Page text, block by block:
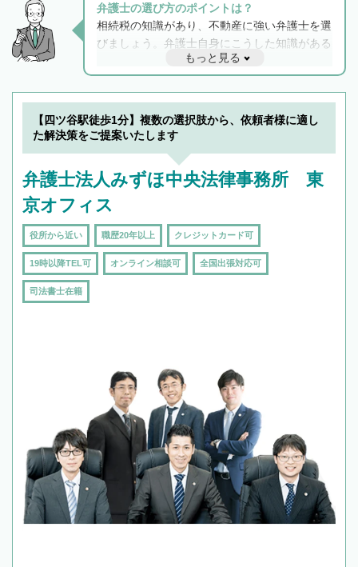
弁護士の選び方のポイントは？
相続税の知識があり、不動産に強い弁護士を選
びましょう。弁護士自身にこうした知識がある
と他士業との連携もスムーズに進み、トラブル
解決のみならず相続をトータルで任せることが
できます。また、相続は感情がからむ分野なの
でフィーリングも重要です。実際に電話や面談
で複数の弁護士と会話をしてウマが合う方に依
もっと見る
【四ツ谷駅徒歩1分】複数の選択肢から、依頼者様に適し
た解決策をご提案いたします
弁護士法人みずほ中央法律事務所 東
京オフィス
役所から近い 職歴20年以上 クレジットカード可
19時以降TEL可 オンライン相談可 全国出張対応可
司法書士在籍